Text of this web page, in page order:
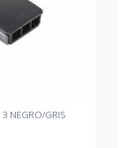
3 NEGRO/GRIS